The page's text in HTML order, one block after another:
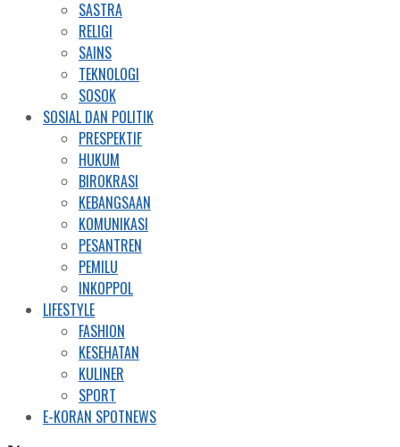
SASTRA
RELIGI
SAINS
TEKNOLOGI
SOSOK
SOSIAL DAN POLITIK
PRESPEKTIF
HUKUM
BIROKRASI
KEBANGSAAN
KOMUNIKASI
PESANTREN
PEMILU
INKOPPOL
LIFESTYLE
FASHION
KESEHATAN
KULINER
SPORT
E-KORAN SPOTNEWS